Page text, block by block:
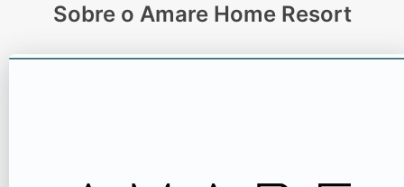
Sobre o Amare Home Resort